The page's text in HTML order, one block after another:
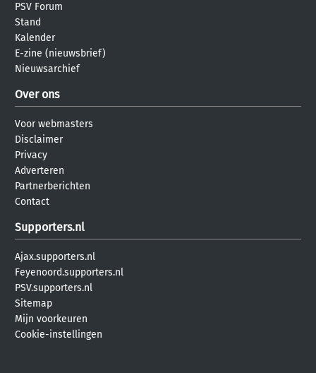
PSV Forum
Stand
Kalender
E-zine (nieuwsbrief)
Nieuwsarchief
Over ons
Voor webmasters
Disclaimer
Privacy
Adverteren
Partnerberichten
Contact
Supporters.nl
Ajax.supporters.nl
Feyenoord.supporters.nl
PSV.supporters.nl
Sitemap
Mijn voorkeuren
Cookie-instellingen